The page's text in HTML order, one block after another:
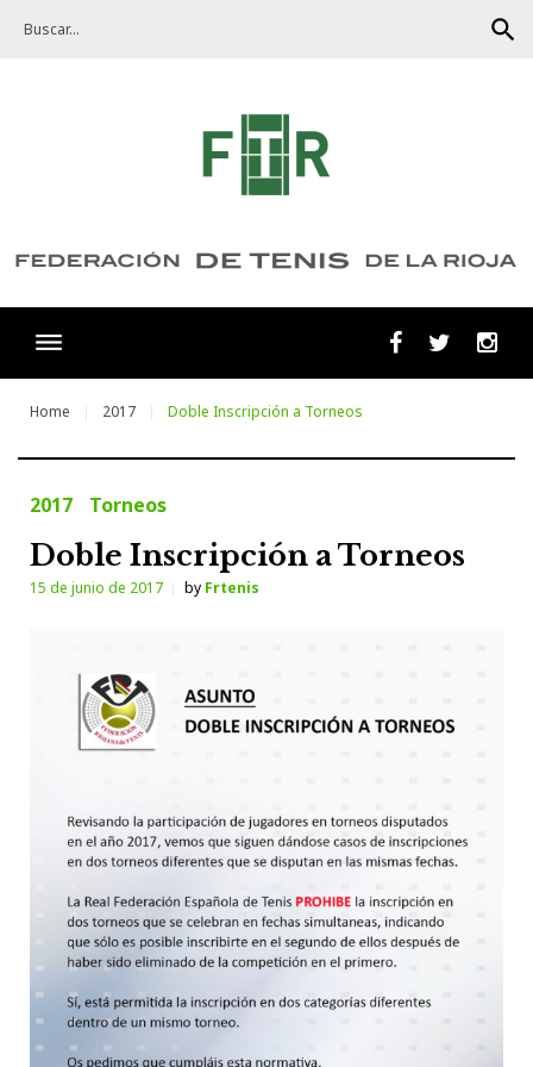
search
FacebookTwitter
Home 2017 Doble Inscripción a Torneos
2017 Torneos
Doble Inscripción a Torneos
15 de junio de 2017 by Frtenis